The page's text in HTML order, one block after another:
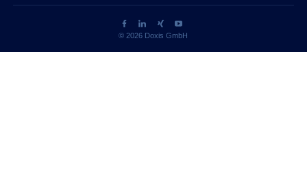
© 2026 Doxis GmbH